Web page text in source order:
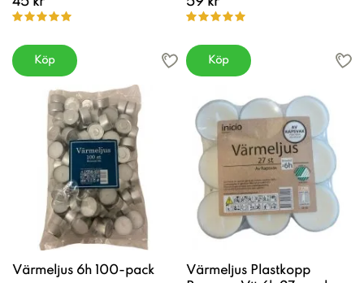
Köp Köp
Värmeljus 6h 100-pack
Värmeljus Plastkopp